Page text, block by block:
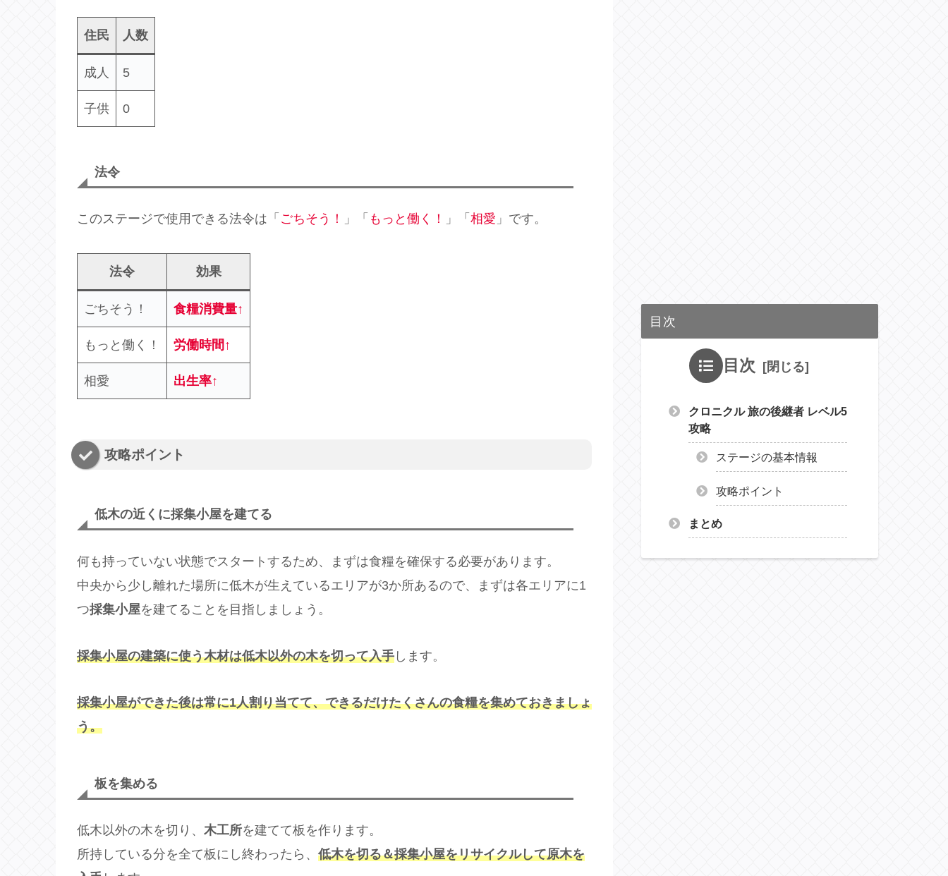
住民 人数
成人 5
子供 0
法令
このステージで使用できる法令は「 ごちそう！ 」「 もっと働く！ 」「 相愛 」です。
法令 効果
ごちそう！ 食糧消費量↑
もっと働く！ 労働時間↑
相愛 出生率↑
攻略ポイント
低木の近くに採集小屋を建てる
何も持っていない状態でスタートするため、まずは食糧を確保する必要があります。
中央から少し離れた場所に低木が生えているエリアが3か所あるので、まずは各エリアに1
つ採集小屋を建てることを目指しましょう。
採集小屋の建築に使う木材は低木以外の木を切って入手 します。
採集小屋ができた後は常に1人割り当てて、できるだけたくさんの食糧を集めておきましょ
う。
板を集める
低木以外の木を切り、 木工所を建てて板を作ります。
所持している分を全て板にし終わったら、 低木を切る＆採集小屋をリサイクルして原木を
目次
目次
クロニクル 旅の後継者 レベル5
攻略
ステージの基本情報
攻略ポイント
まとめ